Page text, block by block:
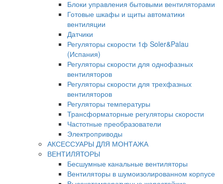
Блоки управления бытовыми вентиляторами
Готовые шкафы и щиты автоматики
вентиляции
Датчики
Регуляторы скорости 1ф Soler&Palau
(Испания)
Регуляторы скорости для однофазных
вентиляторов
Регуляторы скорости для трехфазных
вентиляторов
Регуляторы температуры
Трансформаторные регуляторы скорости
Частотные преобразователи
Электроприводы
АКСЕССУАРЫ ДЛЯ МОНТАЖА
ВЕНТИЛЯТОРЫ
Бесшумные канальные вентиляторы
Вентиляторы в шумоизолированном корпусе